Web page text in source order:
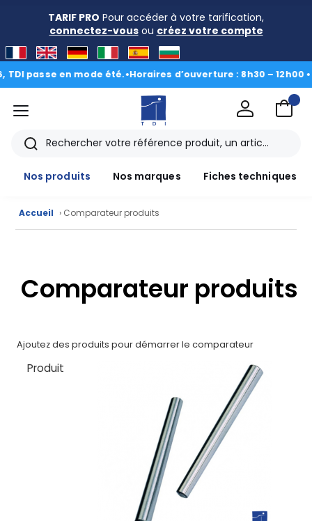
TARIF PRO Pour accéder à votre tarification,
connectez-vousou créez votre compte
passe en mode été.•Horaires d’ouverture : 8h30 – 12h00 •
produits
CAD/3D
Nos
Documentations
menu
Rechercher
Nos produits
Nos marques Fiches techniques
Accueil › Comparateur produits
Comparateur produits
Ajoutez des produits pour démarrer le comparateur
Produit